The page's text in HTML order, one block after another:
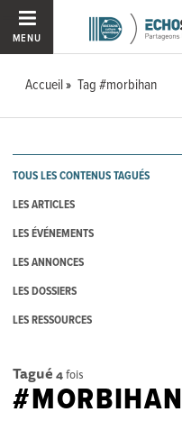
MENU
Accueil Tag #morbihan
TOUS LES CONTENUS TAGUÉS
LES ARTICLES
LES ÉVÉNEMENTS
LES ANNONCES
LES DOSSIERS
LES RESSOURCES
Tagué 4fois
#MORBIHAN